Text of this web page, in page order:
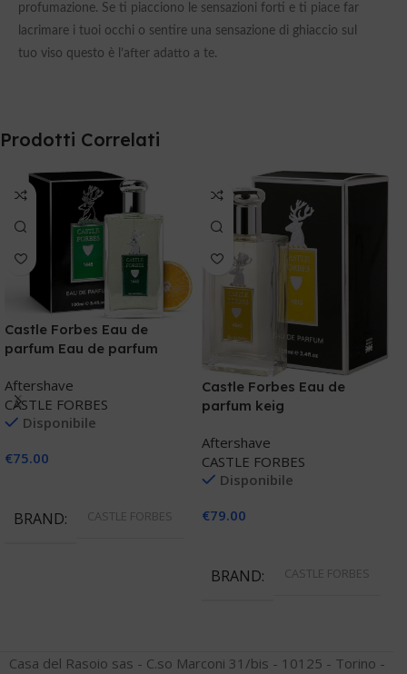
profumazione. Se ti piacciono le sensazioni forti e ti piace far
lacrimare i tuoi occhi o sentire una sensazione di ghiaccio sul
tuo viso questo è l’after adatto a te.
Prodotti Correlati
Castle Forbes Eau de
parfum Eau de parfum
Aftershave
CASTLE FORBES
Disponibile
€75.00
BRAND CASTLE FORBES
Castle Forbes Eau de
parfum keig
Aftershave
CASTLE FORBES
Disponibile
€79.00
BRAND CASTLE FORBES
Casa del Rasoio sas - C.so Marconi 31/bis - 10125 - Torino -